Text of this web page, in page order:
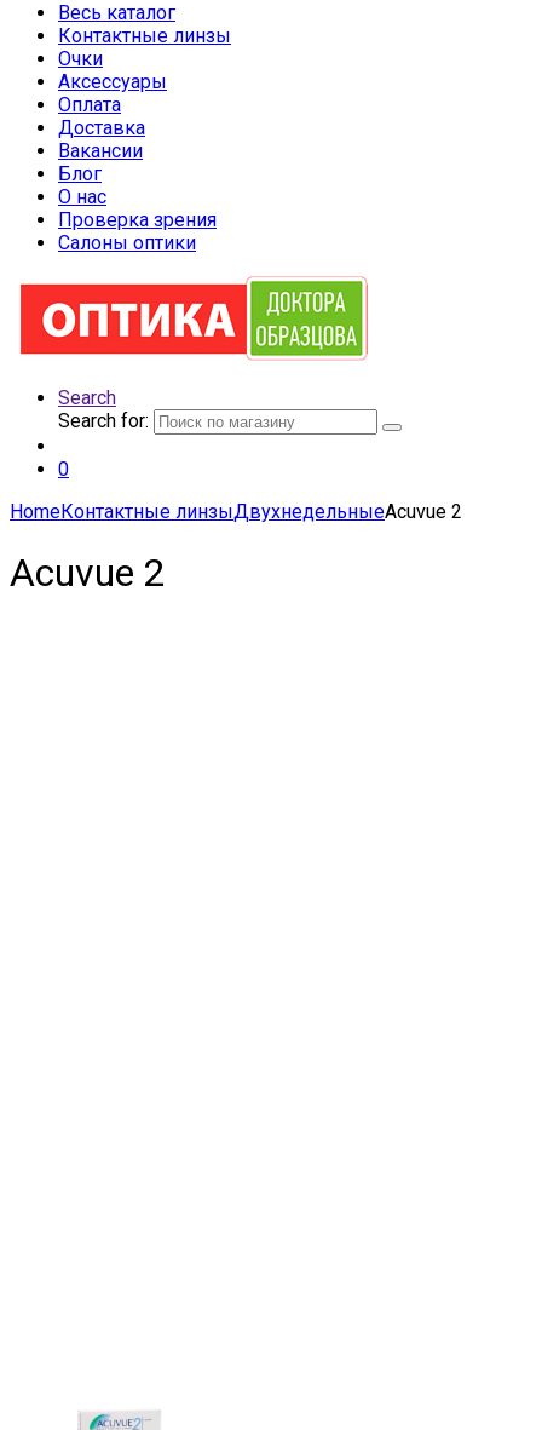
Весь каталог
Контактные линзы
Очки
Аксессуары
Оплата
Доставка
Вакансии
Блог
О нас
Проверка зрения
Салоны оптики
Search
Search for:
0
HomeКонтактные линзыДвухнедельныеAcuvue 2
Acuvue 2